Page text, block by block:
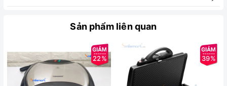
Sản phẩm liên quan
22% 39%